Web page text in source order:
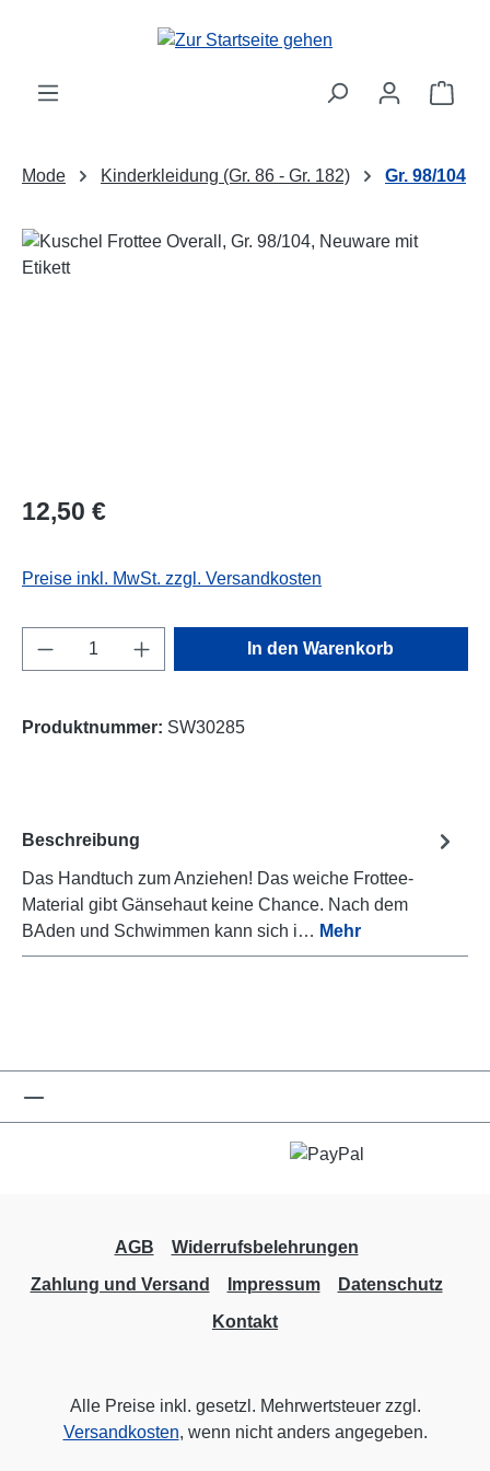
Zum Hauptinhalt springen
Mode Kinderkleidung (Gr. 86 - Gr. 182) Gr. 98/104
Bildergalerie überspringen
Regulärer Preis:
12,50 €
Preise inkl. MwSt. zzgl. Versandkosten
Produkt Anzahl: Gib den gewünschten
In den Warenkorb
Produktnummer: SW30285
Beschreibung
Das Handtuch zum Anziehen! Das weiche Frottee-
Material gibt Gänsehaut keine Chance. Nach dem
BAden und Schwimmen kann sich i… Mehr
AGB
Widerrufsbelehrungen
Zahlung und Versand
Impressum
Datenschutz
Kontakt
Alle Preise inkl. gesetzl. Mehrwertsteuer zzgl.
Versandkosten, wenn nicht anders angegeben.